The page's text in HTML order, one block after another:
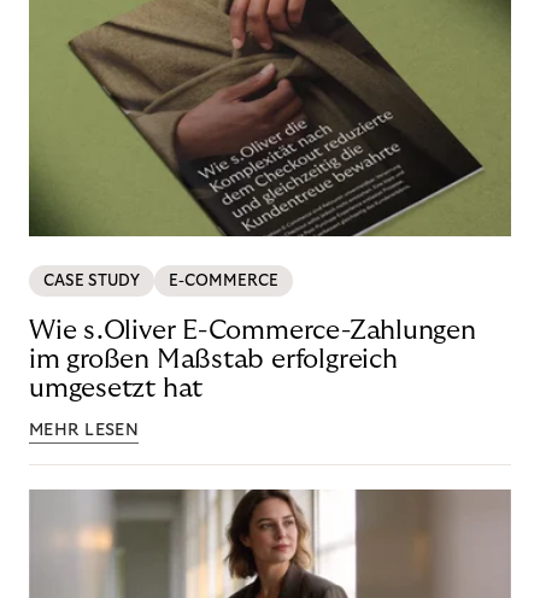
CASE STUDY E-COMMERCE
Wie s.Oliver E-Commerce-Zahlungen
im großen Maßstab erfolgreich
umgesetzt hat
MEHR LESEN